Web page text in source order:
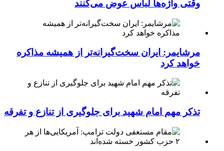
وقتی واژه‌ها لباس عوض می‌کنند
مرشایمر: ایران سخت‌گیرانه‌تر از همیشه مذاکره
خواهد کرد
تذکر مهم امام شهید برای جلوگیری از تنازع و تفرقه